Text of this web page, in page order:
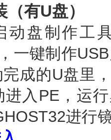
有U盘）
动盘制作工
一键制作
成的U盘里
入PE，运
进行